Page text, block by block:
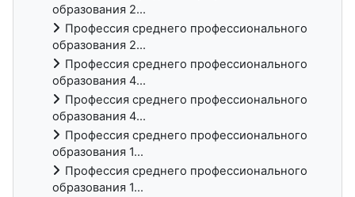
образования 2...
Профессия среднего профессионального
образования 2...
Профессия среднего профессионального
образования 4...
Профессия среднего профессионального
образования 4...
Профессия среднего профессионального
образования 1...
Профессия среднего профессионального
образования 1...